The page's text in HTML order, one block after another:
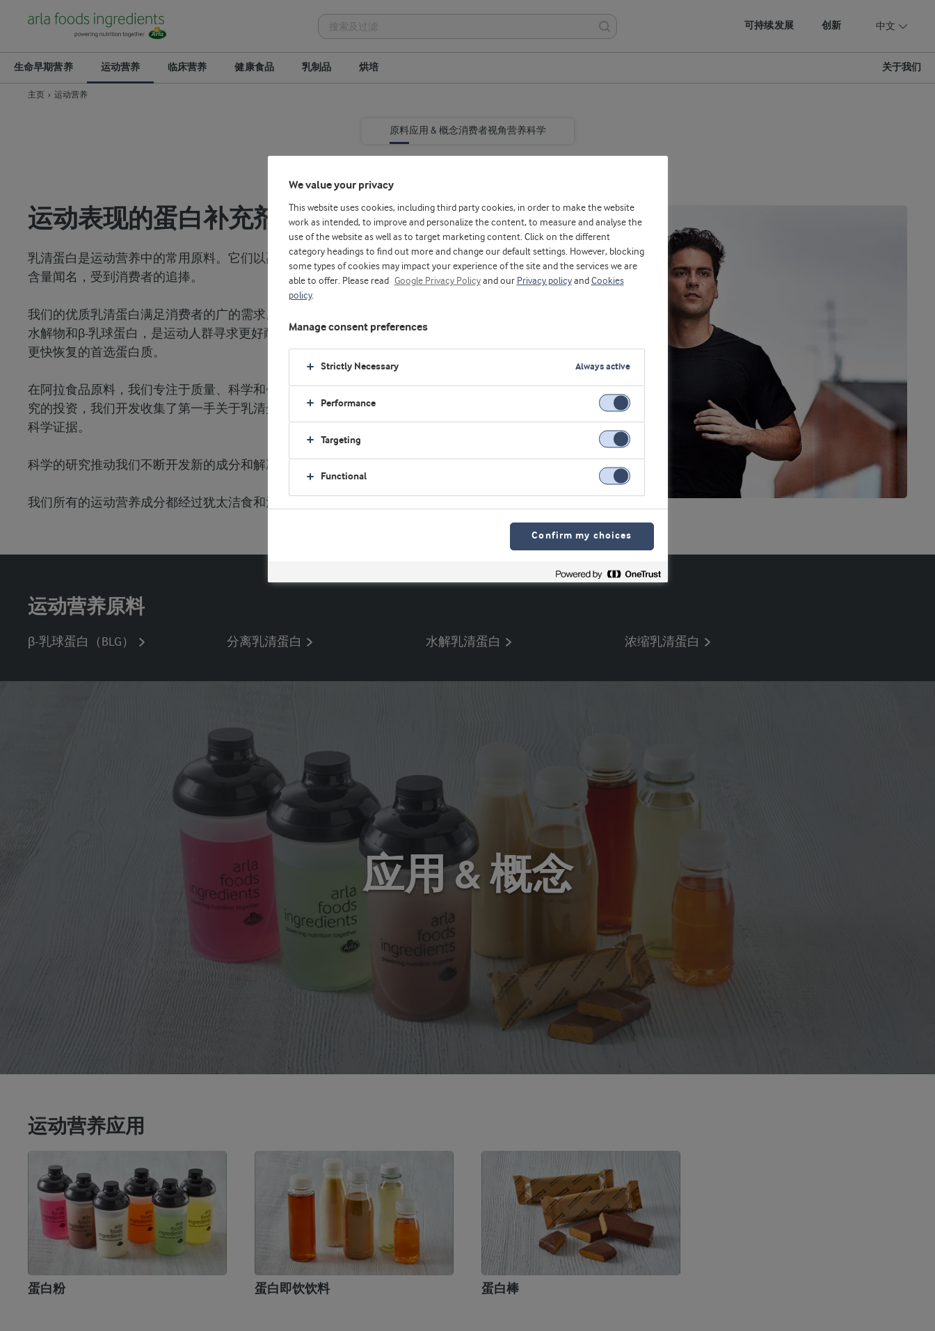
可持续发展 创新 中文
生命早期营养 运动营养 临床营养 健康食品 乳制品 烘培 关于我们
主页 运动营养
原料应用 & 概念消费者视角营养科学
运动表现的蛋白补充剂
乳清蛋白是运动营养中的常用原料。它们以高质量、快速吸收和高氨基酸
含量闻名，受到消费者的追捧。
我们的优质乳清蛋白满足消费者的广的需求。种类包括分离物、浓缩物、
水解物和β-乳球蛋白，是运动人群寻求更好耐力、更强大的肌肉蛋白合成和
更快恢复的首选蛋白质。
在阿拉食品原料，我们专注于质量、科学和创新。通过对临床前和临床研
究的投资，我们开发收集了第一手关于乳清蛋白如何帮助提高运动成绩的
科学证据。
科学的研究推动我们不断开发新的成分和解决方案。
我们所有的运动营养成分都经过犹太洁食和清真认证。
运动营养原料
β-乳球蛋白（BLG） 分离乳清蛋白 水解乳清蛋白 浓缩乳清蛋白
应用 & 概念
运动营养应用
蛋白粉 蛋白即饮饮料 蛋白棒
We value your privacy
This website uses cookies, including third party cookies, in order to make the website
work as intended, to improve and personalize the content, to measure and analyse the
use of the website as well as to target marketing content. Click on the different
category headings to find out more and change our default settings. However, blocking
some types of cookies may impact your experience of the site and the services we are
able to offer. Please read
Google Privacy Policyand our Privacy policyand Cookies
policy.
Manage consent preferences
Strictly Necessary Always active
Performance
Targeting
Functional
Confirm my choices